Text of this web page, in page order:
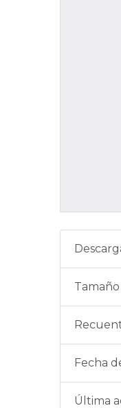
Fecha
Última